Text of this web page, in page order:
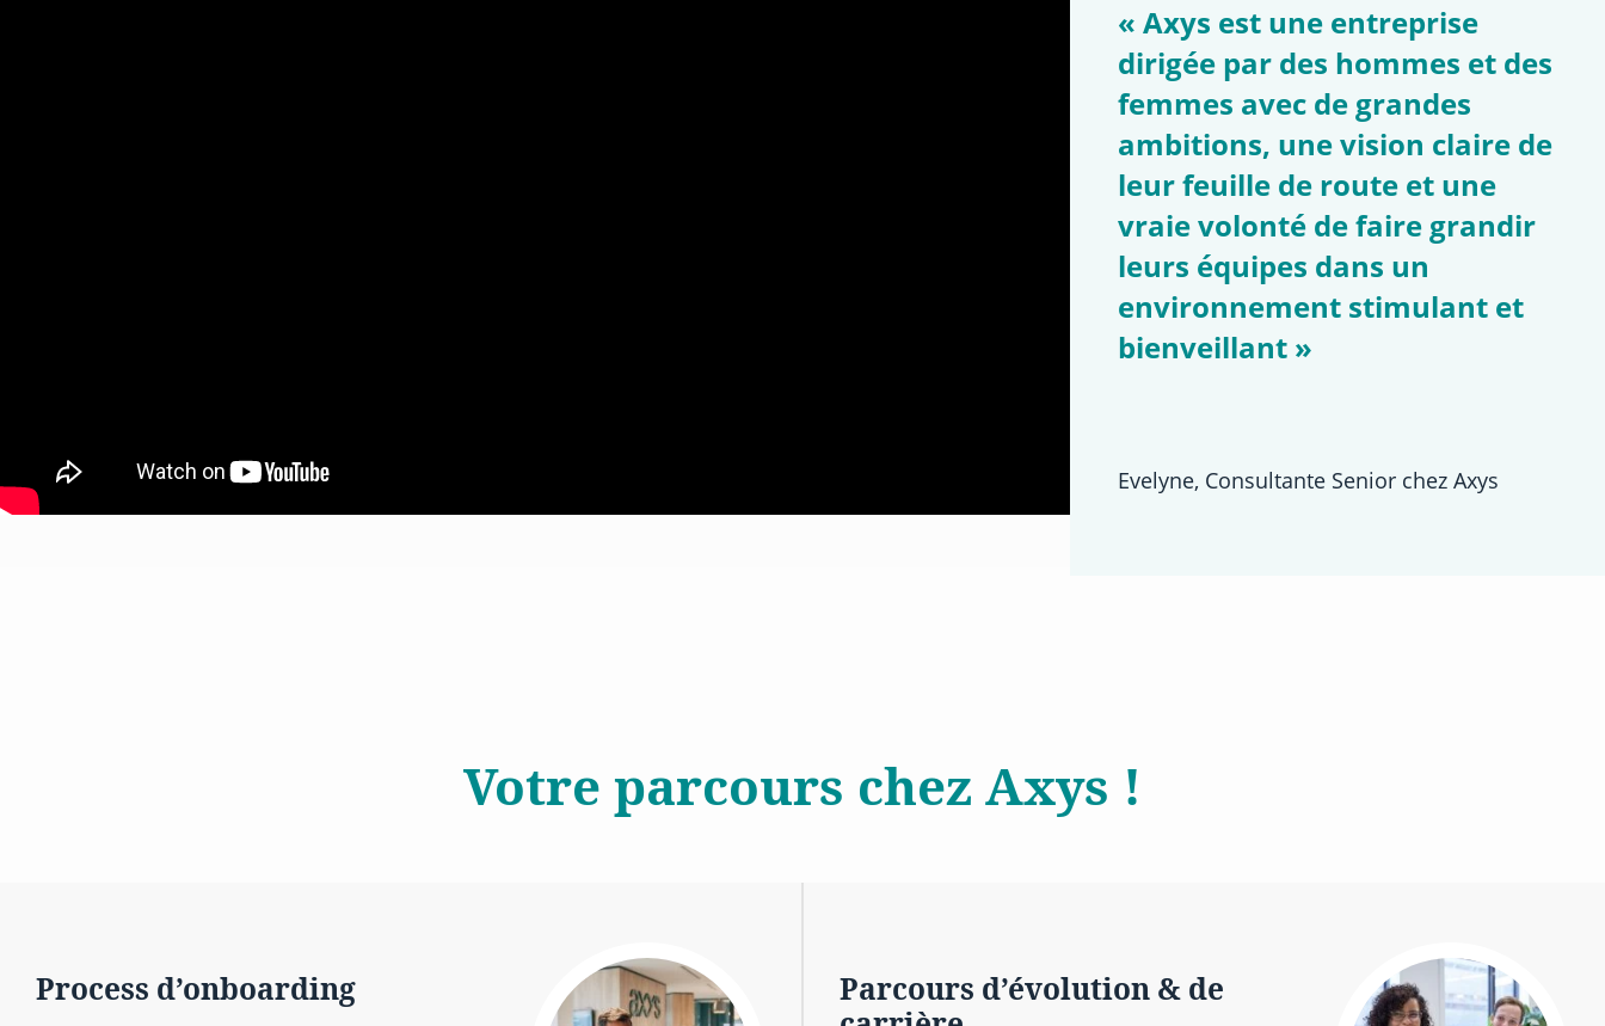
« Axys est une entreprise
dirigée par des hommes et des
femmes avec de grandes
ambitions, une vision claire de
leur feuille de route et une
vraie volonté de faire grandir
leurs équipes dans un
environnement stimulant et
bienveillant »
Evelyne, Consultante Senior chez Axys
Votre parcours chez Axys !
Process d’onboarding
Parcours d’évolution & de